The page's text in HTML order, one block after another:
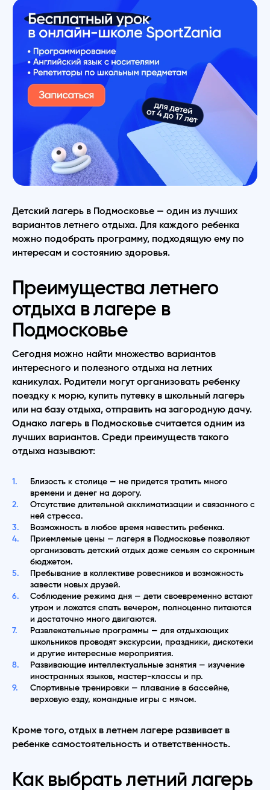
Детский лагерь в Подмосковье — один из лучших
вариантов летнего отдыха. Для каждого ребенка
можно подобрать программу, подходящую ему по
интересам и состоянию здоровья.
Преимущества летнего
отдыха в лагере в
Подмосковье
Сегодня можно найти множество вариантов
интересного и полезного отдыха на летних
каникулах. Родители могут организовать ребенку
поездку к морю, купить путевку в школьный лагерь
или на базу отдыха, отправить на загородную дачу.
Однако лагерь в Подмосковье считается одним из
лучших вариантов. Среди преимуществ такого
отдыха называют:
Близость к столице — не придется тратить много
времени и денег на дорогу.
Отсутствие длительной акклиматизации и связанного с
ней стресса.
Возможность в любое время навестить ребенка.
Приемлемые цены — лагеря в Подмосковье позволяют
организовать детский отдых даже семьям со скромным
бюджетом.
Пребывание в коллективе ровесников и возможность
завести новых друзей.
Соблюдение режима дня — дети своевременно встают
утром и ложатся спать вечером, полноценно питаются
и достаточно много двигаются.
Развлекательные программы — для отдыхающих
школьников проводят экскурсии, праздники, дискотеки
и другие интересные мероприятия.
Развивающие интеллектуальные занятия — изучение
иностранных языков, мастер-классы и пр.
Спортивные тренировки — плавание в бассейне,
верховую езду, командные игры с мячом.
Кроме того, отдых в летнем лагере развивает в
ребенке самостоятельность и ответственность.
Как выбрать летний лагерь